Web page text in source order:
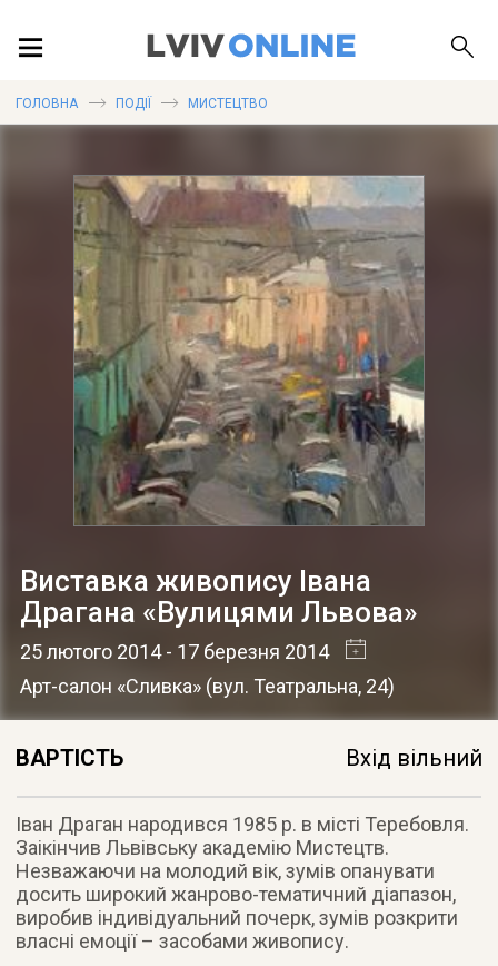
ПУБЛІКАЦІЇ
ДОВІДКА
ГОЛОВНА ПОДІЇ МИСТЕЦТВО
Виставка живопису Івана
Драгана «Вулицями Львова»
25 лютого 2014- 17 березня 2014
Арт-салон «Сливка» (вул. Театральна, 24)
ВАРТІСТЬ Вхід вільний
Іван Драган народився 1985 р. в місті Теребовля.
Заікінчив Львівську академію Мистецтв.
Незважаючи на молодий вік, зумів опанувати
досить широкий жанрово-тематичний діапазон,
виробив індивідуальний почерк, зумів розкрити
власні емоції – засобами живопису.